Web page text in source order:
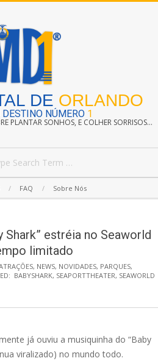
DE ORLANDO
NÚMERO 1
PLANTAR SONHOS, E COLHER SORRISOS...
FAQ Sobre Nós
Shark” estréia no Seaworld
limitado
, NEWS, NOVIDADES, PARQUES,
BABYSHARK, SEAPORTTHEATER, SEAWORLD
já ouviu a musiquinha do “Baby
viralizado) no mundo todo.